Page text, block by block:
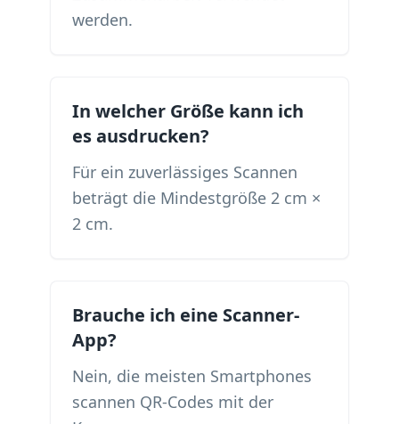
werden.
In welcher Größe kann ich
es ausdrucken?
Für ein zuverlässiges Scannen
beträgt die Mindestgröße 2 cm ×
2 cm.
Brauche ich eine Scanner-
App?
Nein, die meisten Smartphones
scannen QR-Codes mit der